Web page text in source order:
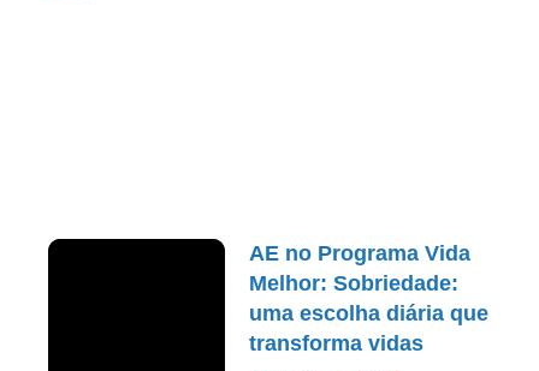
AE no Programa Vida
Melhor: Sobriedade:
uma escolha diária que
transforma vidas